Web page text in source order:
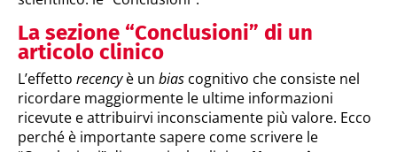
La sezione “Conclusioni” di un
articolo clinico
L’effetto recencyè un bias cognitivo che consiste nel
ricordare maggiormente le ultime informazioni
ricevute e attribuirvi inconsciamente più valore. Ecco
perché è importante sapere come scrivere le